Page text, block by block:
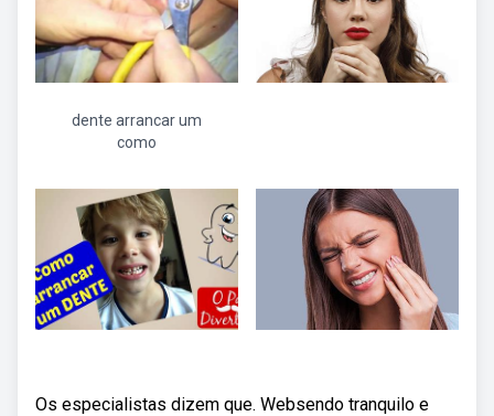
dente arrancar um
como
Os especialistas dizem que. Websendo tranquilo e